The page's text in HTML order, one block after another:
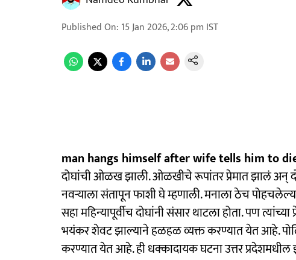
Published On: 15 Jan 2026, 2:06 pm IST
man hangs himself after wife tells him to
दोघांची ओळख झाली. ओळखीचे रूपांतर प्रेमात झालं अन्
नवऱ्याला संतापून फाशी घे म्हणाली. मनाला ठेच
सहा महिन्यापूर्वीच दोघांनी संसार थाटला होता. पण
भयंकर शेवट झाल्याने हळहळ व्यक्त करण्यात येत आहे.
करण्यात येत आहे. ही धक्कादायक घटना उत्तर प्रदेशमधील